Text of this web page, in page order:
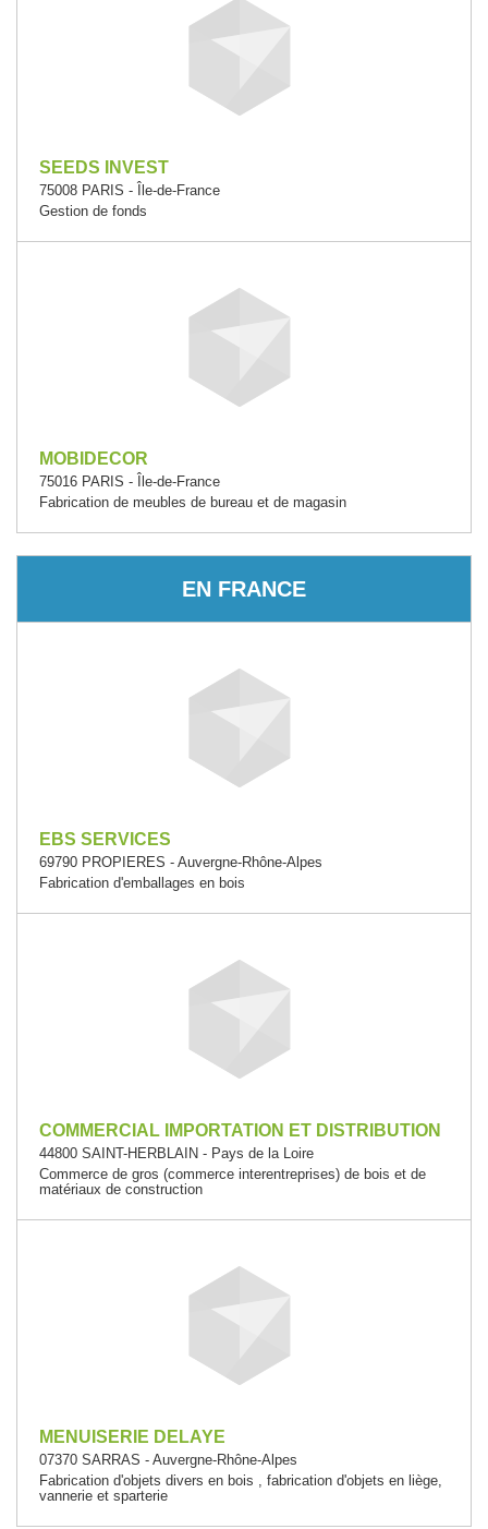
SEEDS INVEST
75008 PARIS - Île-de-France
Gestion de fonds
MOBIDECOR
75016 PARIS - Île-de-France
Fabrication de meubles de bureau et de magasin
EN FRANCE
EBS SERVICES
69790 PROPIERES - Auvergne-Rhône-Alpes
Fabrication d'emballages en bois
COMMERCIAL IMPORTATION ET DISTRIBUTION
44800 SAINT-HERBLAIN - Pays de la Loire
Commerce de gros (commerce interentreprises) de bois et de
matériaux de construction
MENUISERIE DELAYE
07370 SARRAS - Auvergne-Rhône-Alpes
Fabrication d'objets divers en bois , fabrication d'objets en liège,
vannerie et sparterie